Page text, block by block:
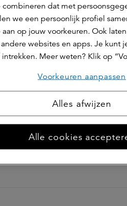
adviseur, events
& communicatie adviseur bij a.s.r.
events.
combineren dat met
we een persoonlijk profiel
op jouw voorkeuren. Ook
websites en apps. Je kunt
Meer weten? Klik op
Voorkeuren aanpassen
Alles afwijzen
Alle cookies